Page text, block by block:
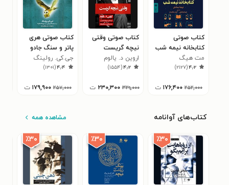
کتاب صوتی
کتابخانه نیمه شب
مت هیگ
۴٫۲(۲۱۲۷)
۲۵۲,۰۰۰ ۱۷۶,۴۰۰ ت
کتاب صوتی وقتی
نیچه گریست
اروین د. یالوم
۴٫۲(۱۵۵۴)
۳۲۹,۰۰۰ ۲۳۰,۳۰۰ ت
کتاب صوتی هری
پاتر و سنگ جادو
جی.کی. رولینگ
۴٫۴(۱۳۰۱)
۲۵۷,۰۰۰ ۱۷۹,۹۰۰ ت
کتاب‌های آوانامه مشاهده همه
٪۳۰ ٪۳۰ ٪۳۰